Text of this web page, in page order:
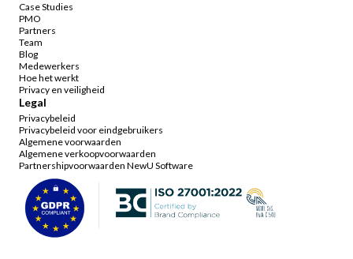
Case Studies
PMO
Partners
Team
Blog
Medewerkers
Hoe het werkt
Privacy en veiligheid
Legal
Privacybeleid
Privacybeleid voor eindgebruikers
Algemene voorwaarden
Algemene verkoopvoorwaarden
Partnershipvoorwaarden NewU Software